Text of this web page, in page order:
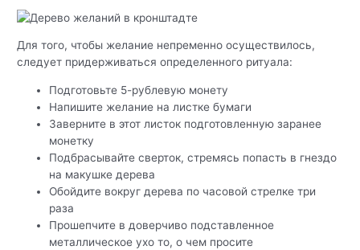
Для того, чтобы желание непременно осуществилось,
следует придерживаться определенного ритуала:
Подготовьте 5-рублевую монету
Напишите желание на листке бумаги
Заверните в этот листок подготовленную заранее
монетку
Подбрасывайте сверток, стремясь попасть в гнездо
на макушке дерева
Обойдите вокруг дерева по часовой стрелке три
раза
Прошепчите в доверчиво подставленное
металлическое ухо то, о чем просите